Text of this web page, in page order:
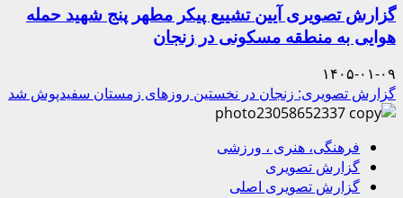
گزارش تصویری آیین تشییع پیکر مطهر پنج شهید حمله
هوایی به منطقه مسکونی در زنجان
۱۴۰۵-۰۱-۰۹
گزارش تصویری: زنجان در نخستین روزهای زمستان سفیدپوش شد
فرهنگی، هنری ، ورزشی
گزارش تصویری
گزارش تصویری اصلی